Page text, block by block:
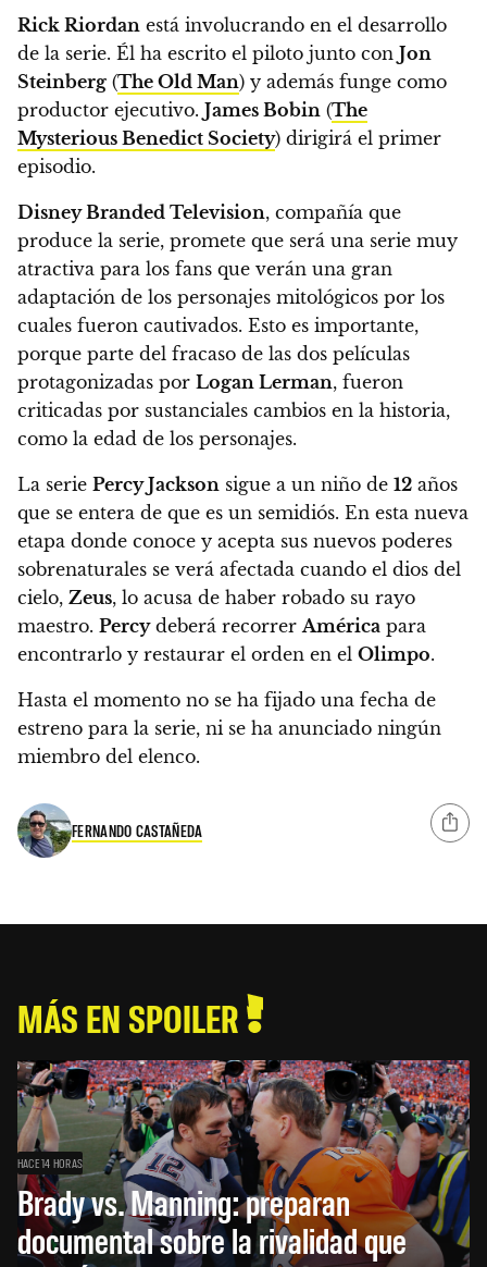
Rick Riordan está involucrando en el desarrollo
de la serie. Él ha escrito el piloto junto con Jon
Steinberg (The Old Man) y además funge como
productor ejecutivo. James Bobin (The
Mysterious Benedict Society) dirigirá el primer
episodio.
Disney Branded Television, compañía que
produce la serie, promete que será una serie muy
atractiva para los fans que verán una gran
adaptación de los personajes mitológicos por los
cuales fueron cautivados. Esto es importante,
porque parte del fracaso de las dos películas
protagonizadas por Logan Lerman, fueron
criticadas por sustanciales cambios en la historia,
como la edad de los personajes.
La serie Percy Jackson sigue a un niño de 12 años
que se entera de que es un semidiós. En esta nueva
etapa donde conoce y acepta sus nuevos poderes
sobrenaturales se verá afectada cuando el dios del
cielo, Zeus, lo acusa de haber robado su rayo
maestro. Percydeberá recorrer América para
encontrarlo y restaurar el orden en el Olimpo.
Hasta el momento no se ha fijado una fecha de
estreno para la serie, ni se ha anunciado ningún
miembro del elenco.
FERNANDO CASTAÑEDA
MÁS EN SPOILER
HACE 14 HORAS
Brady vs. Manning: preparan
documental sobre la rivalidad que